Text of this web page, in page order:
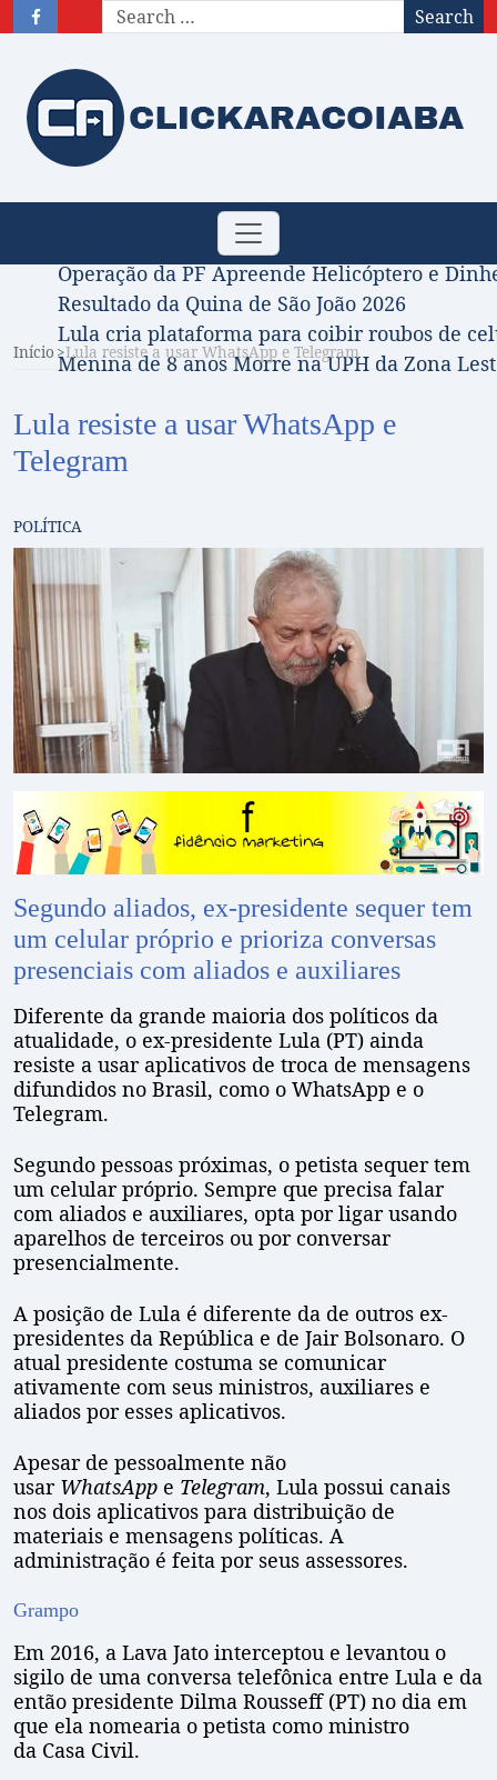
Search
Toggle
navigation
Obituário – Nota de falecimento: 31/07/2026
Comissão Aprova Projeto de Jilmar Tatto
Operação da PF Apreende Helicóptero e
Resultado da Quina de São João 2026
Lula cria plataforma para coibir roubos de
Menina de 8 anos Morre na UPH da Zona
Início Lula resiste a usar WhatsApp e Telegram
Lula resiste a usar WhatsApp e
Telegram
POLÍTICA
Segundo aliados, ex-presidente sequer tem
um celular próprio e prioriza conversas
presenciais com aliados e auxiliares
Diferente da grande maioria dos políticos da
atualidade, o ex-presidente Lula (PT) ainda
resiste a usar aplicativos de troca de mensagens
difundidos no Brasil, como o WhatsApp e o
Telegram.
Segundo pessoas próximas, o petista sequer tem
um celular próprio. Sempre que precisa falar
com aliados e auxiliares, opta por ligar usando
aparelhos de terceiros ou por conversar
presencialmente.
A posição de Lula é diferente da de outros ex-
presidentes da República e de Jair Bolsonaro. O
atual presidente costuma se comunicar
ativamente com seus ministros, auxiliares e
aliados por esses aplicativos.
Apesar de pessoalmente não
usar WhatsApp e Telegram, Lula possui canais
nos dois aplicativos para distribuição de
materiais e mensagens políticas. A
administração é feita por seus assessores.
Grampo
Em 2016, a Lava Jato interceptou e levantou o
sigilo de uma conversa telefônica entre Lula e da
então presidente Dilma Rousseff (PT) no dia em
que ela nomearia o petista como ministro
da Casa Civil.